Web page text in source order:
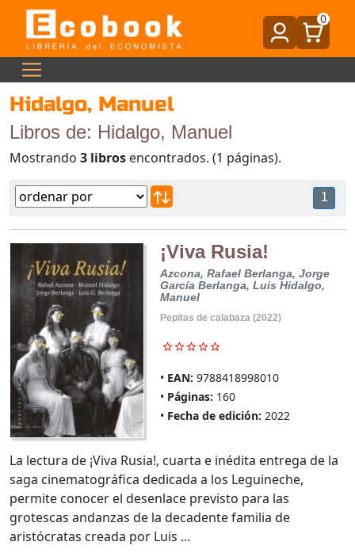
0
Hidalgo, Manuel
Libros de: Hidalgo, Manuel
Mostrando 3 libros encontrados. (1 páginas).
1
¡Viva Rusia!
Azcona, Rafael Berlanga, Jorge
García Berlanga, Luis Hidalgo,
Manuel
Pepitas de calabaza (2022)
EAN: 9788418998010
Páginas: 160
Fecha de edición: 2022
La lectura de ¡Viva Rusia!, cuarta e inédita entrega de la
saga cinematográfica dedicada a los Leguineche,
permite conocer el desenlace previsto para las
grotescas andanzas de la decadente familia de
aristócratas creada por Luis ...